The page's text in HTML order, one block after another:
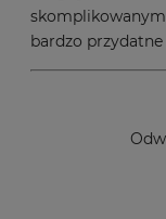
bardzo